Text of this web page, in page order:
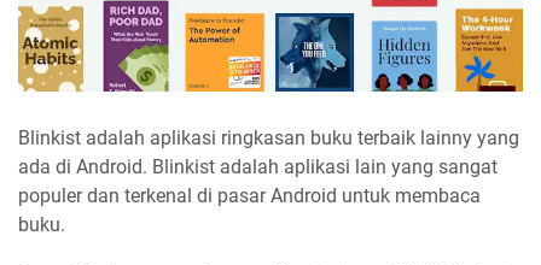
Blinkist adalah aplikasi ringkasan buku terbaik lainny yang
ada di Android. Blinkist adalah aplikasi lain yang sangat
populer dan terkenal di pasar Android untuk membaca
buku.